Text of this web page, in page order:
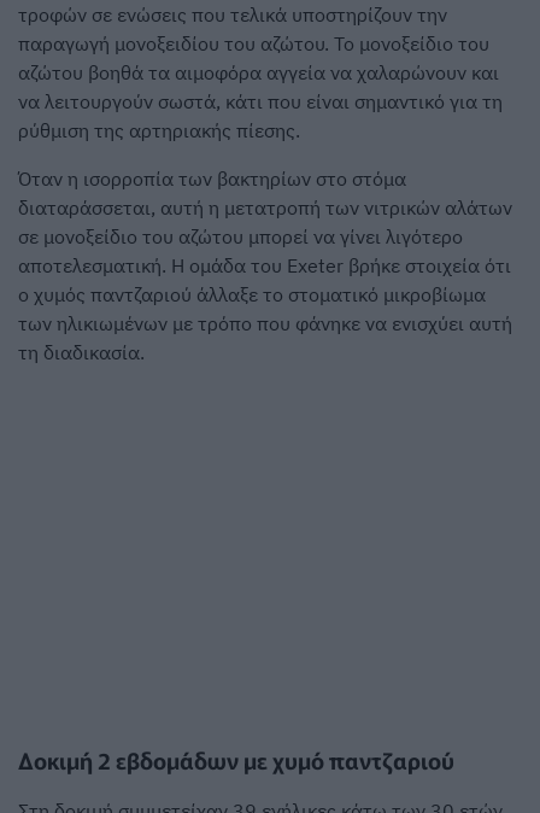
τροφών σε ενώσεις που τελικά υποστηρίζουν την
παραγωγή μονοξειδίου του αζώτου. Το μονοξείδιο του
αζώτου βοηθά τα αιμοφόρα αγγεία να χαλαρώνουν και
να λειτουργούν σωστά, κάτι που είναι σημαντικό για τη
ρύθμιση της αρτηριακής πίεσης.
Όταν η ισορροπία των βακτηρίων στο στόμα
διαταράσσεται, αυτή η μετατροπή των νιτρικών αλάτων
σε μονοξείδιο του αζώτου μπορεί να γίνει λιγότερο
αποτελεσματική. Η ομάδα του Exeter βρήκε στοιχεία ότι
ο χυμός παντζαριού άλλαξε το στοματικό μικροβίωμα
των ηλικιωμένων με τρόπο που φάνηκε να ενισχύει αυτή
τη διαδικασία.
Δοκιμή 2 εβδομάδων με χυμό παντζαριού